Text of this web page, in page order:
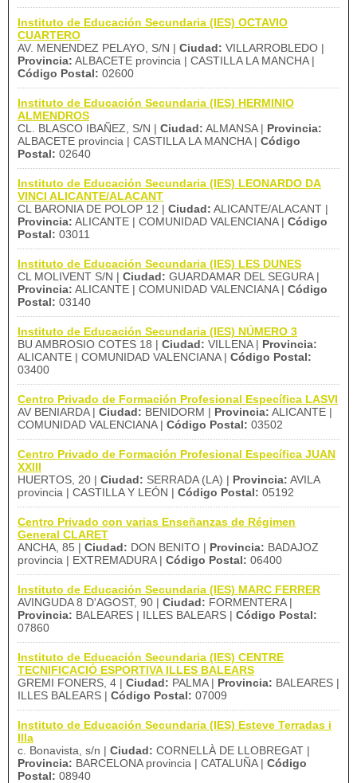
Instituto de Educación Secundaria (IES) OCTAVIO
CUARTERO
AV. MENENDEZ PELAYO, S/N | Ciudad: VILLARROBLEDO |
Provincia: ALBACETE provincia | CASTILLA LA MANCHA |
Código Postal: 02600
Instituto de Educación Secundaria (IES) HERMINIO
ALMENDROS
CL. BLASCO IBAÑEZ, S/N | Ciudad: ALMANSA | Provincia:
ALBACETE provincia | CASTILLA LA MANCHA | Código
Postal: 02640
Instituto de Educación Secundaria (IES) LEONARDO DA
VINCI ALICANTE/ALACANT
CL BARONIA DE POLOP 12 | Ciudad: ALICANTE/ALACANT |
Provincia: ALICANTE | COMUNIDAD VALENCIANA | Código
Postal: 03011
Instituto de Educación Secundaria (IES) LES DUNES
CL MOLIVENT S/N | Ciudad: GUARDAMAR DEL SEGURA |
Provincia: ALICANTE | COMUNIDAD VALENCIANA | Código
Postal: 03140
Instituto de Educación Secundaria (IES) NÚMERO 3
BU AMBROSIO COTES 18 | Ciudad: VILLENA | Provincia:
ALICANTE | COMUNIDAD VALENCIANA | Código Postal:
03400
Centro Privado de Formación Profesional Específica LASVI
AV BENIARDA | Ciudad: BENIDORM | Provincia: ALICANTE |
COMUNIDAD VALENCIANA | Código Postal: 03502
Centro Privado de Formación Profesional Específica JUAN
XXIII
HUERTOS, 20 | Ciudad: SERRADA (LA) | Provincia: AVILA
provincia | CASTILLA Y LEÓN | Código Postal: 05192
Centro Privado con varias Enseñanzas de Régimen
General CLARET
ANCHA, 85 | Ciudad: DON BENITO | Provincia: BADAJOZ
provincia | EXTREMADURA | Código Postal: 06400
Instituto de Educación Secundaria (IES) MARC FERRER
AVINGUDA 8 D'AGOST, 90 | Ciudad: FORMENTERA |
Provincia: BALEARES | ILLES BALEARS | Código Postal:
07860
Instituto de Educación Secundaria (IES) CENTRE
TECNIFICACIÓ ESPORTIVA ILLES BALEARS
GREMI FONERS, 4 | Ciudad: PALMA | Provincia: BALEARES |
ILLES BALEARS | Código Postal: 07009
Instituto de Educación Secundaria (IES) Esteve Terradas i
Illa
c. Bonavista, s/n | Ciudad: CORNELLÀ DE LLOBREGAT |
Provincia: BARCELONA provincia | CATALUÑA | Código
Postal: 08940